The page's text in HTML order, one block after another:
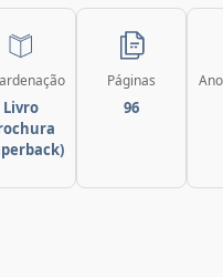
Livro
Páginas
96